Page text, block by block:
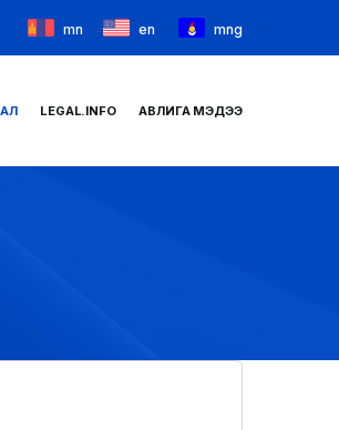
mn en mng
LEGAL.INFO АВЛИГА МЭДЭЭ